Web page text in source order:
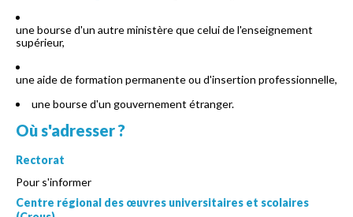
une bourse d'un autre ministère que celui de l'enseignement
supérieur,
une aide de formation permanente ou d'insertion professionnelle,
une bourse d'un gouvernement étranger.
Où s'adresser ?
Rectorat
Pour s'informer
Centre régional des œuvres universitaires et scolaires